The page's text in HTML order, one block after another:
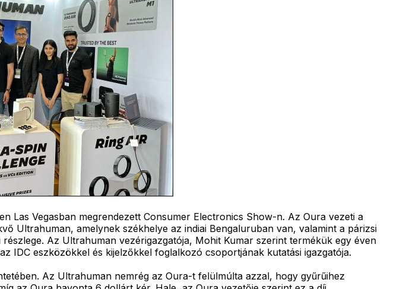
Las Vegasban megrendezett Consumer Electronics Show-n. Az Oura vezeti a
Ultrahuman, amelynek székhelye az indiai Bengaluruban van, valamint a párizsi
Az Ultrahuman vezérigazgatója, Mohit Kumar szerint termékük egy éven
IDC eszközökkel és kijelzőkkel foglalkozó csoportjának kutatási igazgatója.
Az Ultrahuman nemrég az Oura-t felülmúlta azzal, hogy gyűrűihez